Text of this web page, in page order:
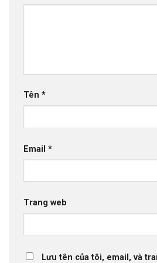
Tên *
Email *
Trang web
Lưu tên của tôi, email, và